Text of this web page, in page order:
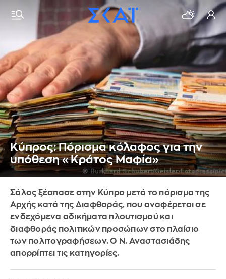
Κύπρος: Πόρισμα κόλαφος για την
υπόθεση «Κράτος Μαφία»
Σάλος ξέσπασε στην Κύπρο μετά το πόρισμα της
Αρχής κατά της Διαφθοράς, που αναφέρεται σε
ενδεχόμενα αδικήματα πλουτισμού και
διαφθοράς πολιτικών προσώπων στο πλαίσιο
των πολιτογραφήσεων. Ο Ν. Αναστασιάδης
απορρίπτει τις κατηγορίες.